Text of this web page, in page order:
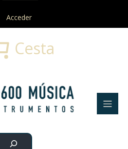
Acceder
Buscar
Cesta